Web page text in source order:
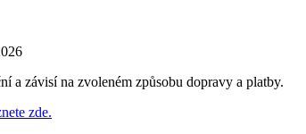
a závisí na zvoleném způsobu dopravy a platby.
zde.